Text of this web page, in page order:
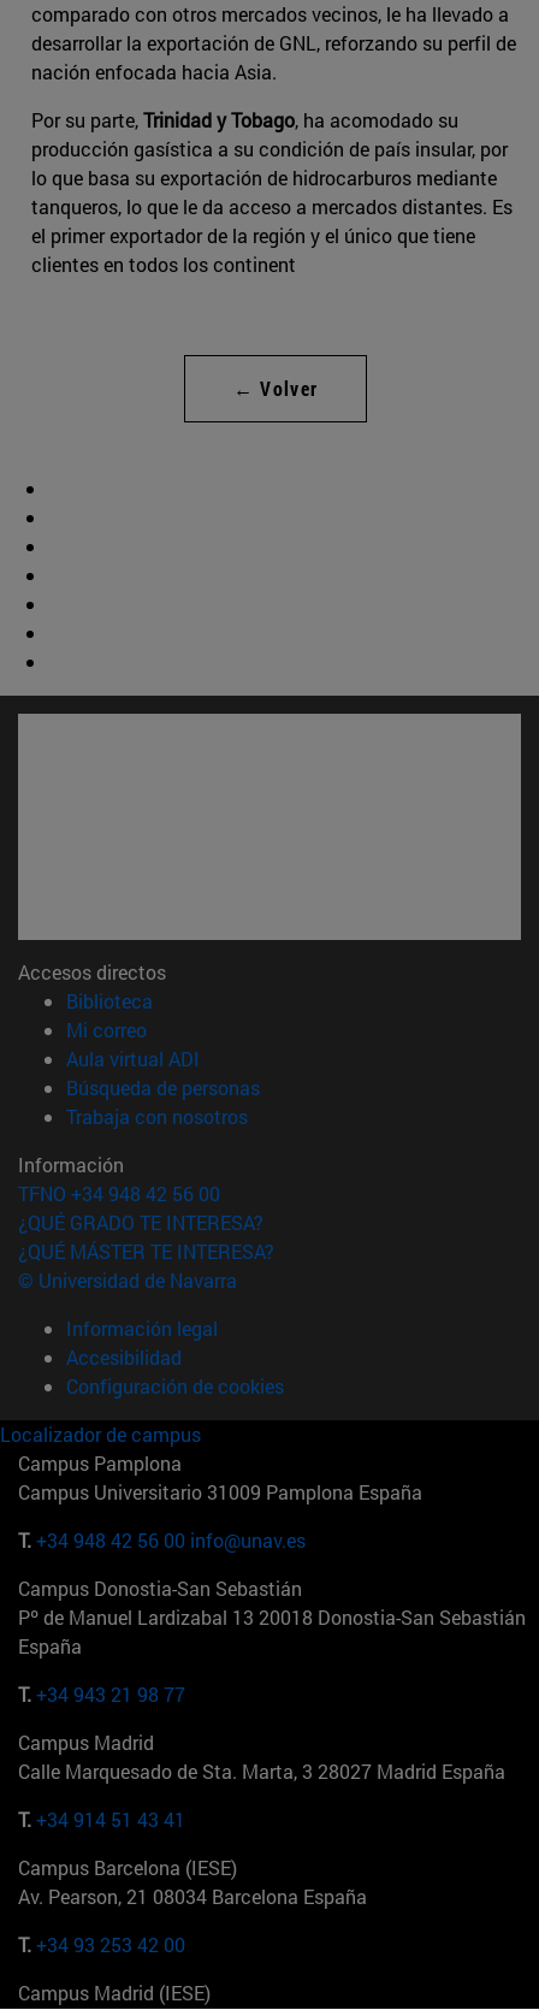
comparado con otros mercados vecinos, le ha llevado a
desarrollar la exportación de GNL, reforzando su perfil de
nación enfocada hacia Asia.
Por su parte,Trinidad y Tobago, ha acomodado su
producción gasística a su condición de país insular, por
lo que basa su exportación de hidrocarburos mediante
tanqueros, lo que le da acceso a mercados distantes. Es
el primer exportador de la región y el único que tiene
clientes en todos los continent
← Volver
Accesos directos
Biblioteca
Mi correo(abre en nueva ventana)
Aula virtual ADI
Búsqueda de personas(abre en nueva ventana)
Trabaja con nosotros(abre en nueva ventana)
Información
TFNO +34 948 42 56 00
¿QUÉ GRADO TE INTERESA?
¿QUÉ MÁSTER TE INTERESA?
© Universidad de Navarra
Información legal
Accesibilidad
Configuración de cookies
Localizador de campus
Campus Pamplona
Campus Universitario 31009 Pamplona España
T.+34 948 42 56 00 info@unav.es
Campus Donostia-San Sebastián
Pº de Manuel Lardizabal 13 20018 Donostia-San Sebastián
España
T.+34 943 21 98 77
Campus Madrid
Calle Marquesado de Sta. Marta, 3 28027 Madrid España
T.+34 914 51 43 41
Campus Barcelona (IESE)
Av. Pearson, 21 08034 Barcelona España
T.+34 93 253 42 00
Campus Madrid (IESE)